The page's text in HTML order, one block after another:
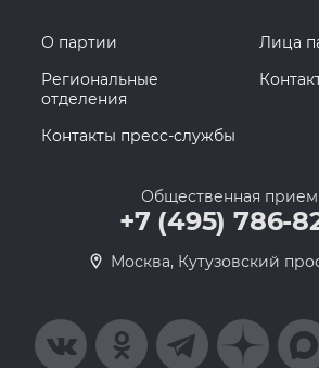
О партии
Лица
Региональные
отделения
Контакты пресс-службы
Общественная
+7 (495) 786-
Москва, Кутузовский